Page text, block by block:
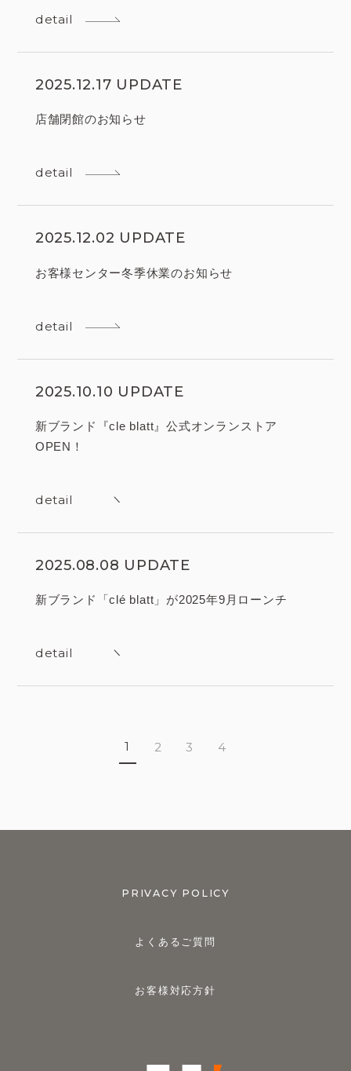
detail
2025.12.17 UPDATE
店舗閉館のお知らせ
detail
2025.12.02 UPDATE
お客様センター冬季休業のお知らせ
detail
2025.10.10 UPDATE
新ブランド『cle blatt』公式オンランストア
OPEN！
detail
2025.08.08 UPDATE
新ブランド「clé blatt」が2025年9月ローンチ
detail
1 2 3 4
PRIVACY POLICY
よくあるご質問
お客様対応方針